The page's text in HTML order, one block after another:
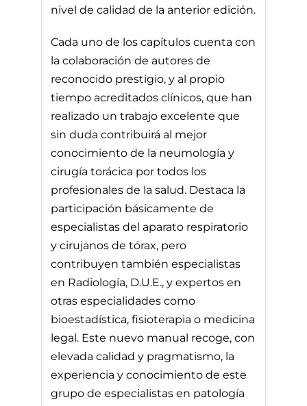
nivel de calidad de la anterior edición.
Cada uno de los capítulos cuenta con
la colaboración de autores de
reconocido prestigio, y al propio
tiempo acreditados clínicos, que han
realizado un trabajo excelente que
sin duda contribuirá al mejor
conocimiento de la neumología y
cirugía torácica por todos los
profesionales de la salud. Destaca la
participación básicamente de
especialistas del aparato respiratorio
y cirujanos de tórax, pero
contribuyen también especialistas
en Radiología, D.U.E., y expertos en
otras especialidades como
bioestadística, fisioterapia o medicina
legal. Este nuevo manual recoge, con
elevada calidad y pragmatismo, la
experiencia y conocimiento de este
grupo de especialistas en patología